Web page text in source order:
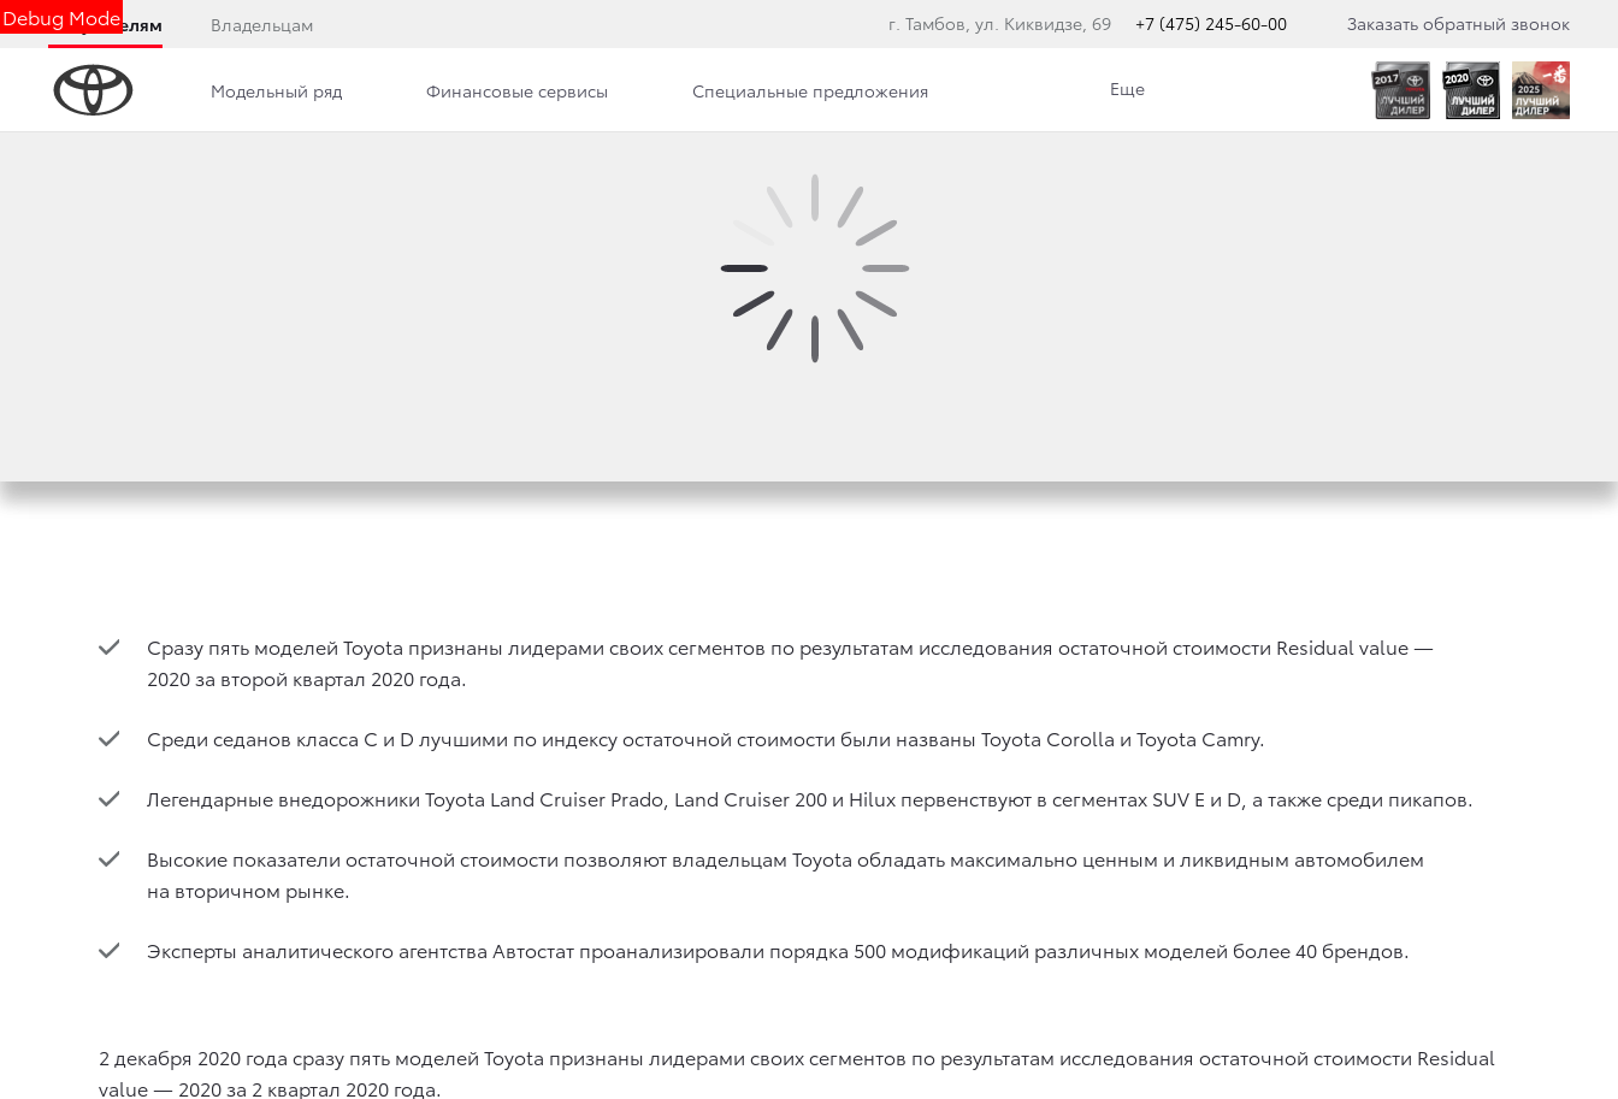
Debug Mode
Покупателям Владельцам г. Тамбов, ул. Киквидзе, 69 +7 (475) 245-60-00 Заказать обратный звонок
Модельный ряд Финансовые сервисы Специальные предложения Еще
МОДЕЛИ TOYOTA — ЛИДЕРЫ ПО СОХРАНЕНИЮ
ОСТАТОЧНОЙ СТОИМОСТИ
Сразу пять моделей Toyota признаны лидерами своих сегментов по результатам исследования остаточной стоимости Residual value —
2020 за второй квартал 2020 года.
Среди седанов класса C и D лучшими по индексу остаточной стоимости были названы Toyota Corolla и Toyota Camry.
Легендарные внедорожники Toyota Land Cruiser Prado, Land Cruiser 200 и Hilux первенствуют в сегментах SUV E и D, а также среди пикапов.
Высокие показатели остаточной стоимости позволяют владельцам Toyota обладать максимально ценным и ликвидным автомобилем
на вторичном рынке.
Эксперты аналитического агентства Автостат проанализировали порядка 500 модификаций различных моделей более 40 брендов.
2 декабря 2020 года сразу пять моделей Toyota признаны лидерами своих сегментов по результатам исследования остаточной стоимости Residual
value — 2020 за 2 квартал 2020 года.